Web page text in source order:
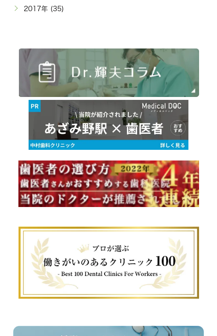
2017年 (35)